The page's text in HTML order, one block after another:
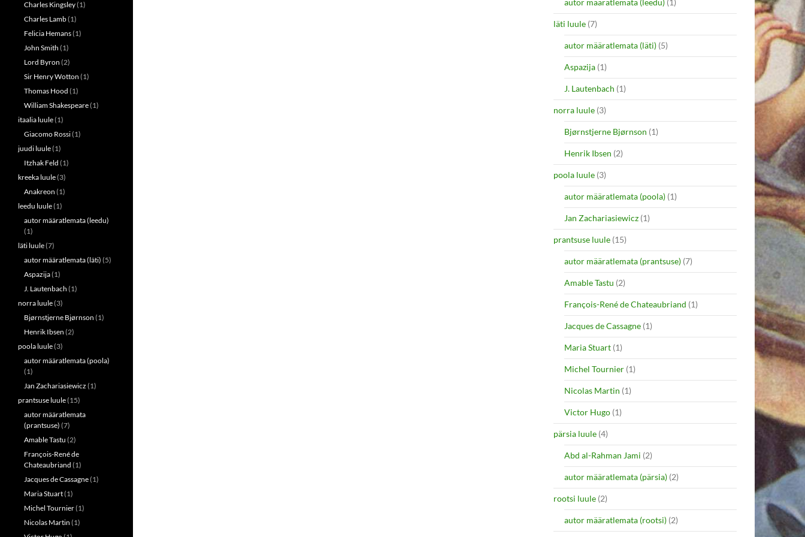
autor määratlemata (leedu) (1)
läti luule (7)
autor määratlemata (läti) (5)
Aspazija (1)
J. Lautenbach (1)
norra luule (3)
Bjørnstjerne Bjørnson (1)
Henrik Ibsen (2)
poola luule (3)
autor määratlemata (poola) (1)
Jan Zachariasiewicz (1)
prantsuse luule (15)
autor määratlemata (prantsuse) (7)
Amable Tastu (2)
François-René de Chateaubriand (1)
Jacques de Cassagne (1)
Maria Stuart (1)
Michel Tournier (1)
Nicolas Martin (1)
Victor Hugo (1)
pärsia luule (4)
Abd al-Rahman Jami (2)
autor määratlemata (pärsia) (2)
rootsi luule (2)
autor määratlemata (rootsi) (2)
Charles Kingsley(1)
Charles Lamb(1)
Felicia Hemans(1)
John Smith (1)
Lord Byron (2)
Sir Henry Wotton (1)
Thomas Hood (1)
William Shakespeare(1)
itaalia luule(1)
Giacomo Rossi(1)
juudi luule(1)
Itzhak Feld (1)
kreeka luule(3)
Anakreon (1)
leedu luule(1)
autor määratlemata (leedu)
(1)
läti luule(7)
autor määratlemata (läti) (5)
Aspazija(1)
J. Lautenbach (1)
norra luule(3)
Bjørnstjerne Bjørnson (1)
Henrik Ibsen (2)
poola luule(3)
autor määratlemata (poola)
(1)
Jan Zachariasiewicz (1)
prantsuse luule(15)
autor määratlemata
(prantsuse) (7)
Amable Tastu (2)
François-René de
Chateaubriand (1)
Jacques de Cassagne(1)
Maria Stuart(1)
Michel Tournier(1)
Nicolas Martin (1)